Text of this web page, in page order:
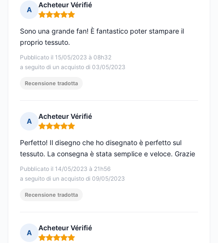
A
Acheteur Vérifié
Nota: 5 su 5
Pubblicato il 15/05/2023 à 08h32
a seguito di un acquisto di 03/05/2023
Sono una grande fan! È fantastico poter stampare il
proprio tessuto.
Recensione tradotta
A
Acheteur Vérifié
Nota: 5 su 5
Pubblicato il 14/05/2023 à 21h56
a seguito di un acquisto di 09/05/2023
Perfetto! Il disegno che ho disegnato è perfetto sul
tessuto. La consegna è stata semplice e veloce. Grazie
Recensione tradotta
A
Acheteur Vérifié